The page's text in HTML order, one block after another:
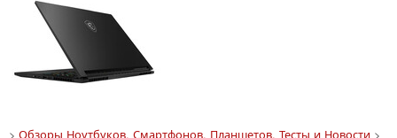
> Обзоры Ноутбуков, Смартфонов, Планшетов. Тесты и Новости>